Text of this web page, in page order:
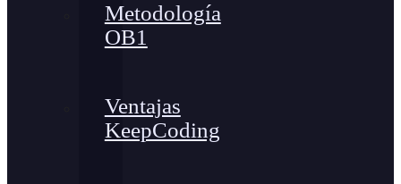
Metodología
OB1
Ventajas
KeepCoding